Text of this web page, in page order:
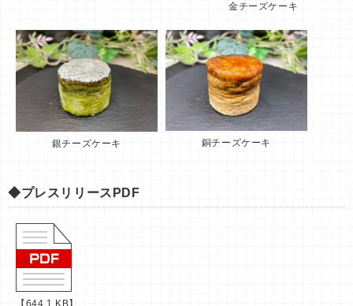
金チーズケーキ
銀チーズケーキ 銅チーズケーキ
◆プレスリリースPDF